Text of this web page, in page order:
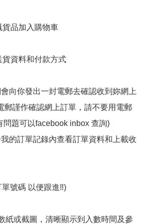
貨品加入購物車
貨資料和付款方式
向你發出一封電郵去確認收到妳網上
郵謹作確認網上訂單，請不要用電郵
問題可以facebook inbox 查詢)
的訂單記錄內查看訂單資料和上載收
號碼 以便跟進‼️)
紙或截圖，清晰顯示到入數時間及參